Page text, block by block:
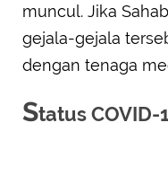
muncul. Jika
gejala-gejala
dengan tenaga
Status COVID-